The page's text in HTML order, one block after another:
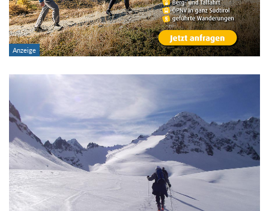
Art der Tour:
Kondition (Tourdauer):
von
bis
Suchbegriff: